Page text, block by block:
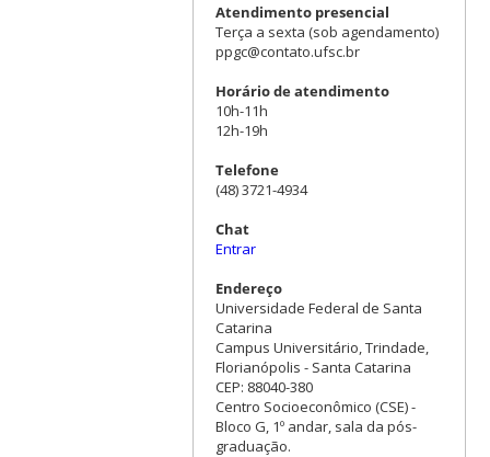
Atendimento presencial
Terça a sexta (sob agendamento)
ppgc@contato.ufsc.br
Horário de atendimento
10h-11h
12h-19h
Telefone
(48) 3721-4934
Chat
Entrar
Endereço
Universidade Federal de Santa
Catarina
Campus Universitário, Trindade,
Florianópolis - Santa Catarina
CEP: 88040-380
Centro Socioeconômico (CSE) -
Bloco G, 1º andar, sala da pós-
graduação.